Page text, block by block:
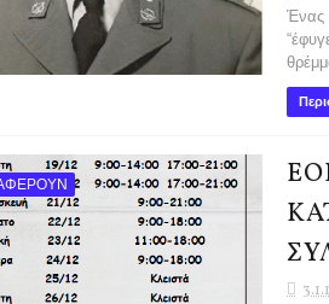
Ένας